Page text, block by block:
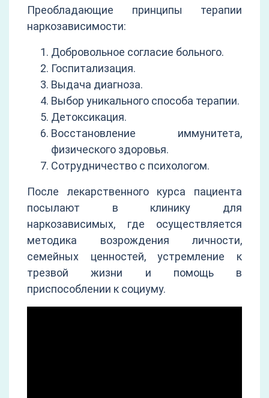
Преобладающие принципы терапии
наркозависимости:
Добровольное согласие больного.
Госпитализация.
Выдача диагноза.
Выбор уникального способа терапии.
Детоксикация.
Восстановление иммунитета,
физического здоровья.
Сотрудничество с психологом.
После лекарственного курса пациента
посылают в клинику для
наркозависимых, где осуществляется
методика возрождения личности,
семейных ценностей, устремление к
трезвой жизни и помощь в
приспособлении к социуму.